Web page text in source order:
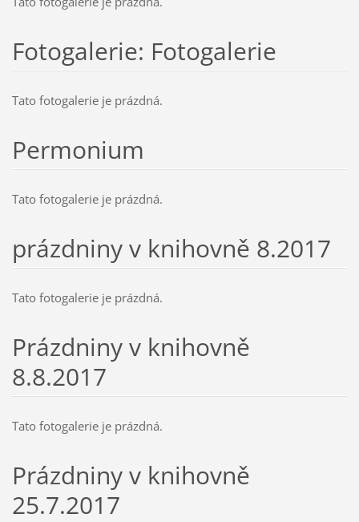
Fotogalerie: Fotogalerie
Tato fotogalerie je prázdná.
Permonium
Tato fotogalerie je prázdná.
prázdniny v knihovně 8.2017
Tato fotogalerie je prázdná.
Prázdniny v knihovně
8.8.2017
Tato fotogalerie je prázdná.
Prázdniny v knihovně
25.7.2017